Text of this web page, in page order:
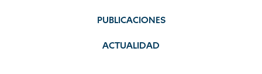
PUBLICACIONES
ACTUALIDAD